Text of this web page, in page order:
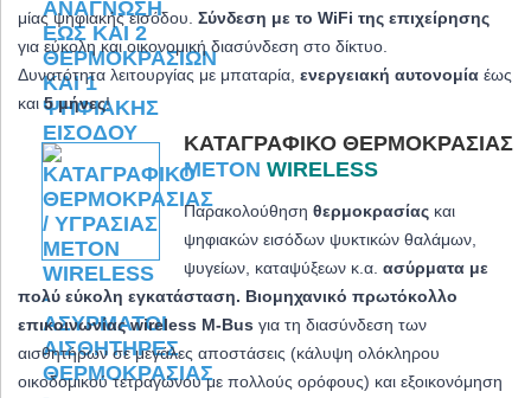
μίας ψηφιακής εισόδου. Σύνδεση με το WiFi της επιχείρησης
για εύκολη και οικονομική διασύνδεση στο δίκτυο.
Δυνατότητα λειτουργίας με μπαταρία, ενεργειακή αυτονομία έως
και5 μήνες!
ΚΑΤΑΓΡΑΦΙΚΌ ΘΕΡΜΟΚΡΑΣΊΑΣ
METON WIRELESS
Παρακολούθηση θερμοκρασίας και
ψηφιακών εισόδων ψυκτικών θαλάμων,
ψυγείων, καταψύξεων κ.α. ασύρματα με
πολύ εύκολη εγκατάσταση. Βιομηχανικό πρωτόκολλο
επικοινωνίας wireless M-Bus για τη διασύνδεση των
αισθητήρων σε μεγάλες αποστάσεις (κάλυψη ολόκληρου
οικοδομικού τετραγώνου με πολλούς ορόφους) και εξοικονόμηση